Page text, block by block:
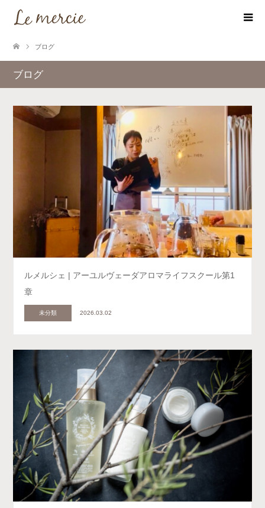
ブログ
ブログ
ルメルシェ | アーユルヴェーダアロマライフスクール第1
章
未分類 2026.03.02